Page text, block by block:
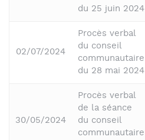
du 25 juin 2024
02/07/2024
Procès verbal
du conseil
communautaire
du 28 mai 2024
30/05/2024
Procès verbal
de la séance
du conseil
communautaire